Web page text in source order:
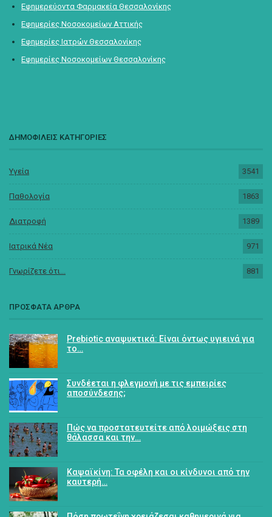
Εφημερεύοντα Φαρμακεία Θεσσαλονίκης
Εφημερίες Νοσοκομείων Αττικής
Εφημερίες Ιατρών Θεσσαλονίκης
Εφημερίες Νοσοκομείων Θεσσαλονίκης
ΔΗΜΟΦΙΛΕΙΣ ΚΑΤΗΓΟΡΙΕΣ
Υγεία 3541
Παθολογία 1863
Διατροφή 1389
Ιατρικά Νέα 971
Γνωρίζετε ότι... 881
ΠΡΟΣΦΑΤΑ ΑΡΘΡΑ
Prebiotic αναψυκτικά: Είναι όντως υγιεινά για
το…
Συνδέεται η φλεγμονή με τις εμπειρίες
αποσύνδεσης;
Πώς να προστατευτείτε από λοιμώξεις στη
θάλασσα και την…
Καψαϊκίνη: Τα οφέλη και οι κίνδυνοι από την
καυτερή…